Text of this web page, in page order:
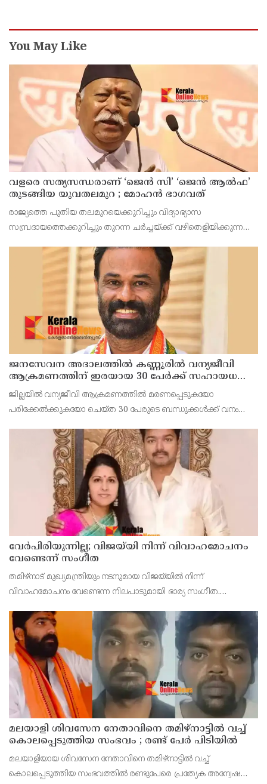
You May Like
വളരെ സത്യസന്ധരാണ് ‘ജെൻ സി’ ‘ജെൻ ആൽഫ’
തുടങ്ങിയ യുവതലമുറ ; മോഹൻ ഭാഗവത്
രാജ്യത്തെ പുതിയ തലമുറയെക്കുറിച്ചും വിദ്യാഭ്യാസ
സമ്പ്രദായത്തെക്കുറിച്ചും തുറന്ന ചർച്ചയ്ക്ക് വഴിതെളിയിക്കുന്ന
മോഹൻ ഭാഗവത് രംഗത്ത്. നിലവിലെ തലമുറയെക്കാൾ വളരെ
ജനസേവന അദാലത്തിൽ കണ്ണൂരിൽ വന്യജീവി
ആക്രമണത്തിന് ഇരയായ 30 പേർക്ക് സഹായധനം
അനുവദിച്ചു
ജില്ലയിൽ വന്യജീവി ആക്രമണത്തിൽ മരണപ്പെടുകയോ
പരിക്കേൽക്കുകയോ ചെയ്ത 30 പേരുടെ ബന്ധുക്കൾക്ക് വനം
സഹായധനം അനുവദിച്ചു. സംസ്ഥാന സർക്കാരിന്റെ നൂറുദിന
പരിപാടിയിൽ
വേർപിരിയുന്നില്ല; വിജയ്‍യി നിന്ന് വിവാഹമോചനം
വേണ്ടെന്ന് സംഗീത
തമിഴ്നാട് മുഖ്യമന്ത്രിയും നടനുമായ വിജയ്‍യിൽ നിന്ന്
വിവാഹമോചനം വേണ്ടെന്ന നിലപാടുമായി ഭാര്യ സംഗീത.
പിൻവലിക്കാനുള്ള തീരുമാനം സംഗീത ചെങ്കൽപ്പെട്ട് കുടുംബ
മലയാളി ശിവസേന നേതാവിനെ തമിഴ്നാട്ടിൽ വച്ച്
കൊലപ്പെടുത്തിയ സംഭവം ; രണ്ട് പേർ പിടിയിൽ
മലയാളിയായ ശിവസേന നേതാവിനെ തമിഴ്നാട്ടിൽ വച്ച്
കൊലപ്പെടുത്തിയ സംഭവത്തിൽ രണ്ടുപേരെ പ്രത്യേക അന്വേഷണ